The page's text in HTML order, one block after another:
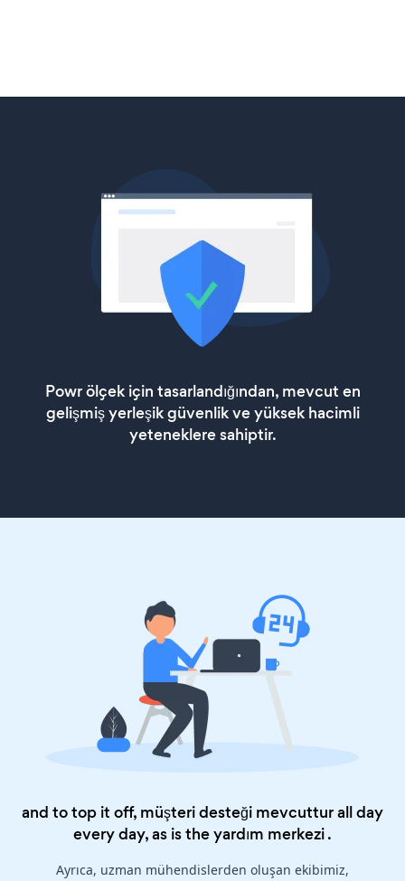
Powr ölçek için tasarlandığından, mevcut en
gelişmiş yerleşik güvenlik ve yüksek hacimli
yeteneklere sahiptir.
and to top it off, müşteri desteği mevcuttur all day
every day, as is theyardım merkezi.
Ayrıca, uzman mühendislerden oluşan ekibimiz,